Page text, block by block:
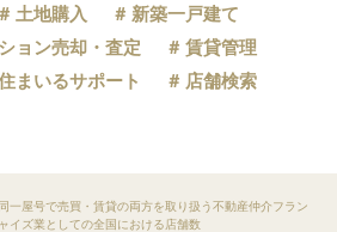
土地購入
新築一戸建て
ョン売却・査定
賃貸管理
まいるサポート
店舗検索
一屋号で売買・賃貸の両方を取り扱う不動産仲介フラン
イズ業としての全国における店舗数